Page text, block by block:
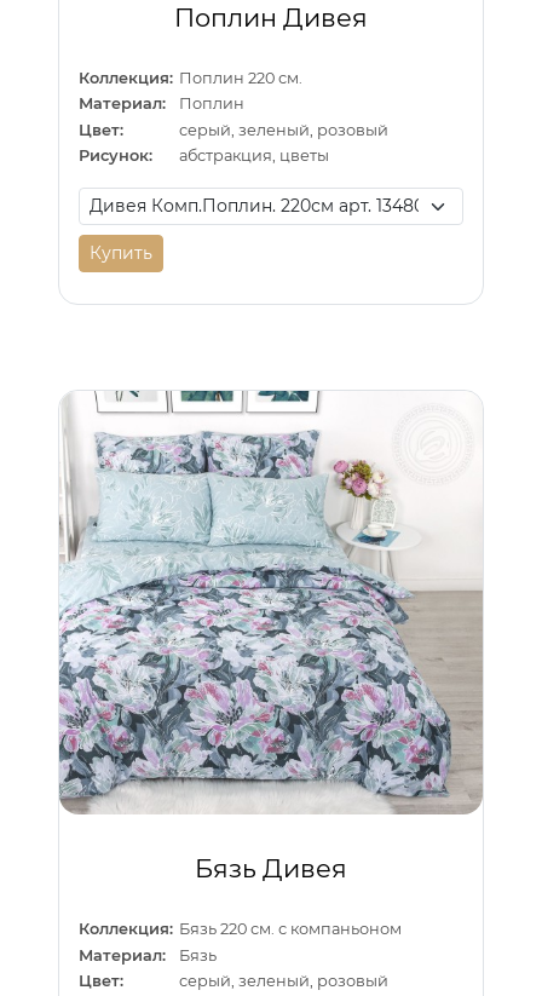
Поплин Дивея
Коллекция: Поплин 220 см.
Материал:
Поплин
Цвет:
серый, зеленый, розовый
Рисунок:
абстракция, цветы
Купить
Бязь Дивея
Коллекция: Бязь 220 см. с компаньоном
Материал:
Бязь
Цвет:
серый, зеленый, розовый